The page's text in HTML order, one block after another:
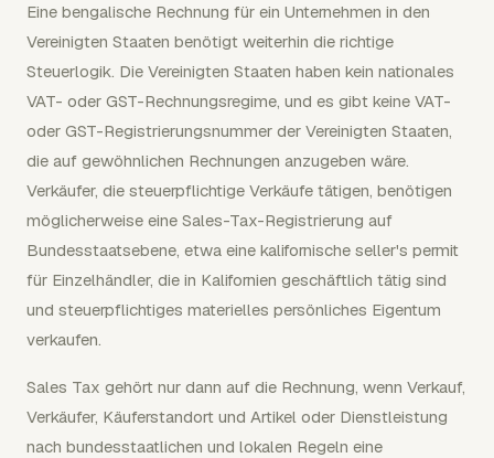
Eine bengalische Rechnung für ein Unternehmen in den
Vereinigten Staaten benötigt weiterhin die richtige
Steuerlogik. Die Vereinigten Staaten haben kein nationales
VAT- oder GST-Rechnungsregime, und es gibt keine VAT-
oder GST-Registrierungsnummer der Vereinigten Staaten,
die auf gewöhnlichen Rechnungen anzugeben wäre.
Verkäufer, die steuerpflichtige Verkäufe tätigen, benötigen
möglicherweise eine Sales-Tax-Registrierung auf
Bundesstaatsebene, etwa eine kalifornische seller's permit
für Einzelhändler, die in Kalifornien geschäftlich tätig sind
und steuerpflichtiges materielles persönliches Eigentum
verkaufen.
Sales Tax gehört nur dann auf die Rechnung, wenn Verkauf,
Verkäufer, Käuferstandort und Artikel oder Dienstleistung
nach bundesstaatlichen und lokalen Regeln eine